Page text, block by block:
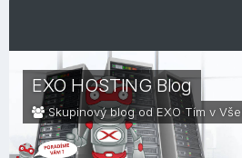
EXO HOSTING Blog
Skupinový blog od EXO Tím v